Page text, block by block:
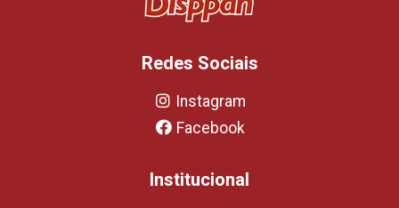
Redes Sociais
Instagram
Facebook
Institucional